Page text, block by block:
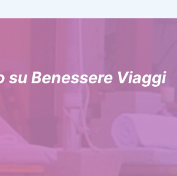
su Benessere Viaggi